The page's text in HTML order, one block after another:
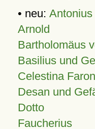
• neu: Antonius
Arnold
Bartholomäus
Basilius und
Celestina Faron
Desan und
Dotto
Faucherius